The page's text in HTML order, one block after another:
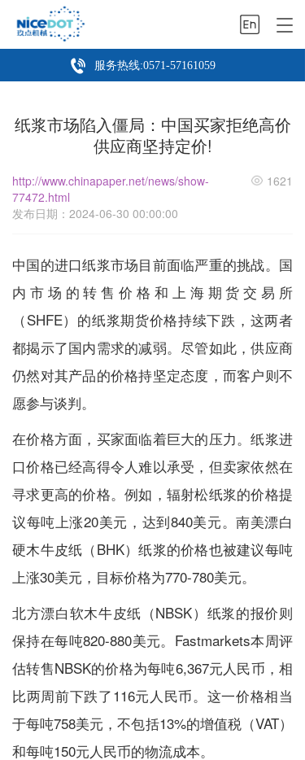
T
n
g
n
服务热线:0571-57161059
纸浆市场陷入僵局：中国买家拒绝高价
供应商坚持定价!
http://www.chinapaper.net/news/show-
77472.html
发布日期：2024-06-30 00:00:00
1621
中国的进口纸浆市场目前面临严重的挑战。国
内市场的转售价格和上海期货交易所
（SHFE）的纸浆期货价格持续下跌，这两者
都揭示了国内需求的减弱。尽管如此，供应商
仍然对其产品的价格持坚定态度，而客户则不
愿参与谈判。
在价格方面，买家面临着巨大的压力。纸浆进
口价格已经高得令人难以承受，但卖家依然在
寻求更高的价格。例如，辐射松纸浆的价格提
议每吨上涨20美元，达到840美元。南美漂白
硬木牛皮纸（BHK）纸浆的价格也被建议每吨
上涨30美元，目标价格为770-780美元。
北方漂白软木牛皮纸（NBSK）纸浆的报价则
保持在每吨820-880美元。Fastmarkets本周评
估转售NBSK的价格为每吨6,367元人民币，相
比两周前下跌了116元人民币。这一价格相当
于每吨758美元，不包括13%的增值税（VAT）
和每吨150元人民币的物流成本。